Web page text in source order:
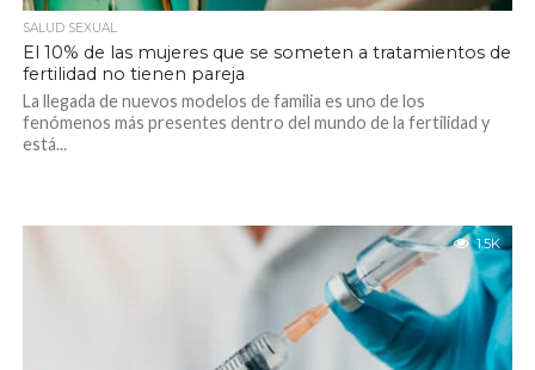
SALUD SEXUAL
El 10% de las mujeres que se someten a tratamientos de
fertilidad no tienen pareja
La llegada de nuevos modelos de familia es uno de los
fenómenos más presentes dentro del mundo de la fertilidad y
está...
1.5K